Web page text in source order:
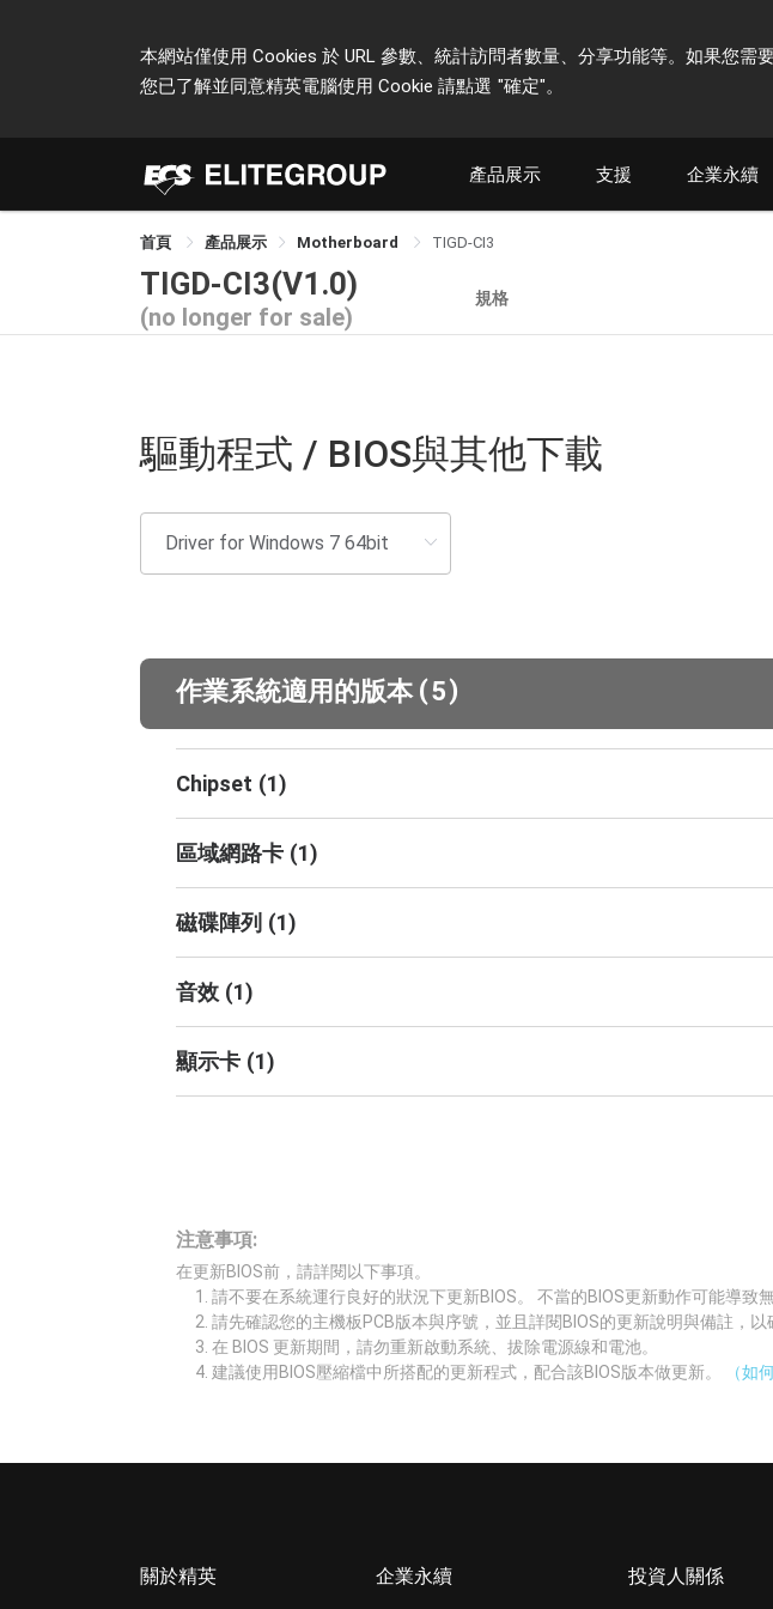
本網站僅使用 Cookies 於 URL 參數、統計訪問者數量、分享功能等。如果您需
您已了解並同意精英電腦使用 Cookie 請點選 "確定"。
產品展示 支援 企業永續
首頁 產品展示 Motherboard TIGD-CI3
TIGD-CI3(V1.0)
(no longer for sale)
規格
驅動程式 / BIOS與其他下載
作業系統適用的版本 (5)
Chipset (1)
區域網路卡 (1)
磁碟陣列 (1)
音效 (1)
顯示卡 (1)
注意事項:
在更新BIOS前，請詳閱以下事項。
請不要在系統運行良好的狀況下更新BIOS。 不當的BIOS更新動作可能導致
請先確認您的主機板PCB版本與序號，並且詳閱BIOS的更新說明與備註，
在 BIOS 更新期間，請勿重新啟動系統、拔除電源線和電池。
建議使用BIOS壓縮檔中所搭配的更新程式，配合該BIOS版本做更新。
（如
關於精英 企業永續 投資人關係